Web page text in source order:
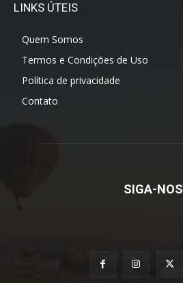
LINKS ÚTEIS
Quem Somos
Termos e Condições de Uso
Política de privacidade
Contato
SIGA-NOS